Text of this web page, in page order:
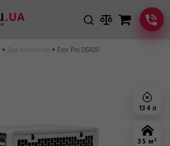
Для бассейнов Ecor Pro DSR20
134 л
35 м 2